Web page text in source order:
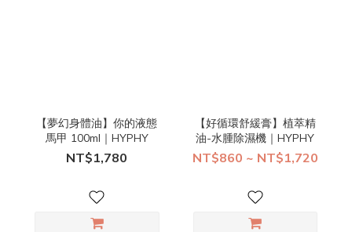
【夢幻身體油】你的液態
馬甲 100ml｜HYPHY
NT$1,780
【好循環舒緩膏】植萃精
油-水腫除濕機｜HYPHY
NT$860 ~ NT$1,720